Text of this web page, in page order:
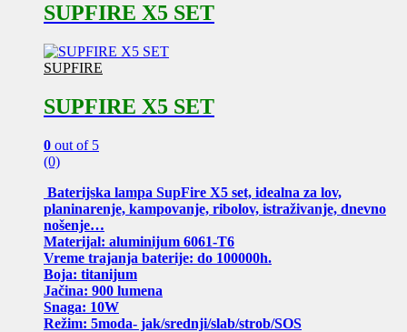
SUPFIRE X5 SET
SUPFIRE
SUPFIRE X5 SET
0 out of 5
(0)
Baterijska lampa SupFire X5 set, idealna za lov,
planinarenje, kampovanje, ribolov, istraživanje, dnevno
nošenje…
Materijal: aluminijum 6061-T6
Vreme trajanja baterije: do 100000h.
Boja: titanijum
Jačina: 900 lumena
Snaga: 10W
Režim: 5moda- jak/srednji/slab/strob/SOS